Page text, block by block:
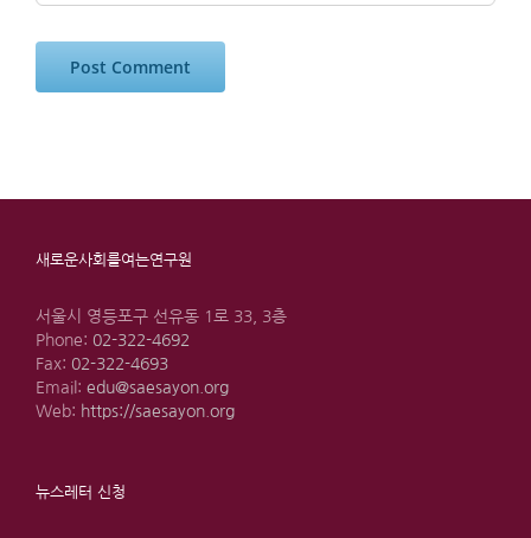
새로운사회를여는연구원
서울시 영등포구 선유동 1로 33, 3층
Phone: 02-322-4692
Fax: 02-322-4693
Email: edu@saesayon.org
Web: https://saesayon.org
뉴스레터 신청